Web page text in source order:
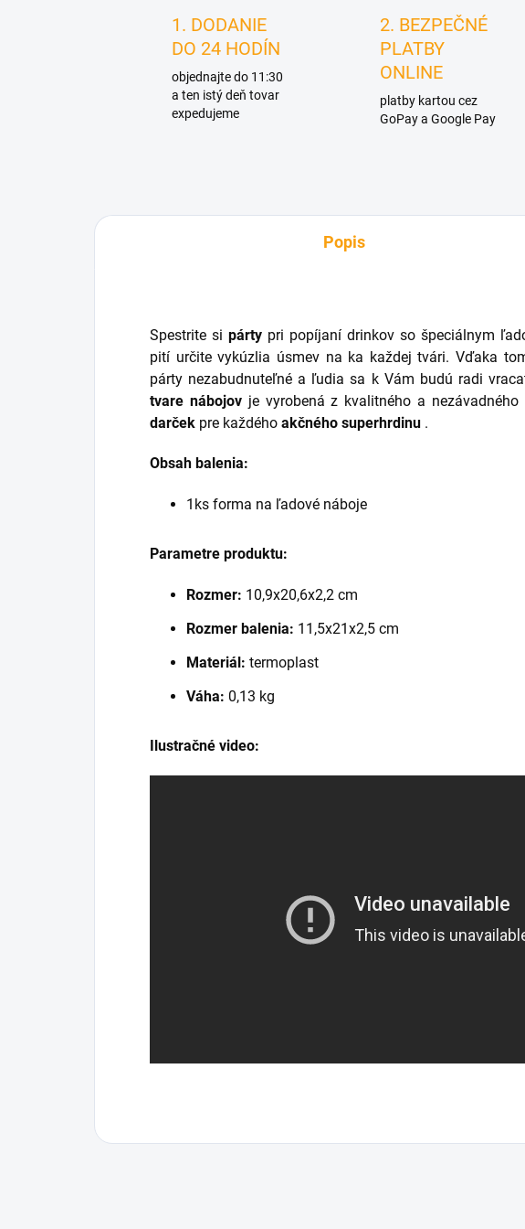
1. DODANIE
DO 24 HODÍN
objednajte do 11:30
a ten istý deň tovar
expedujeme
2. BEZPEČNÉ
PLATBY
ONLINE
platby kartou cez
GoPay a Google Pay
Popis
Spestrite si pártypri popíjaní drinkov so špeciálnym
pití určite vykúzlia úsmev na ka každej tvári. Vďaka
párty nezabudnuteľné a ľudia sa k Vám budú radi
tvare nábojovje vyrobená z kvalitného a nezávadného
darček pre každého akčného superhrdinu .
Obsah balenia:
1ks forma na ľadové náboje
Parametre produktu:
Rozmer: 10,9x20,6x2,2 cm
Rozmer balenia: 11,5x21x2,5 cm
Materiál: termoplast
Váha: 0,13 kg
Ilustračné video: